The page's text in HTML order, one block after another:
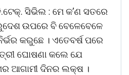
ସିଭିଲ : ମେ କ’ଣ ସତରେ
ଉପରେ ବି ବେଳେବେଳେ
କରୁଛେ । ଏତେବର୍ଷ ପରେ
ଘୋଷଣା କଲେ ଯେ
ଆଗାମୀ ଦିନର ଲକ୍ଷ ।